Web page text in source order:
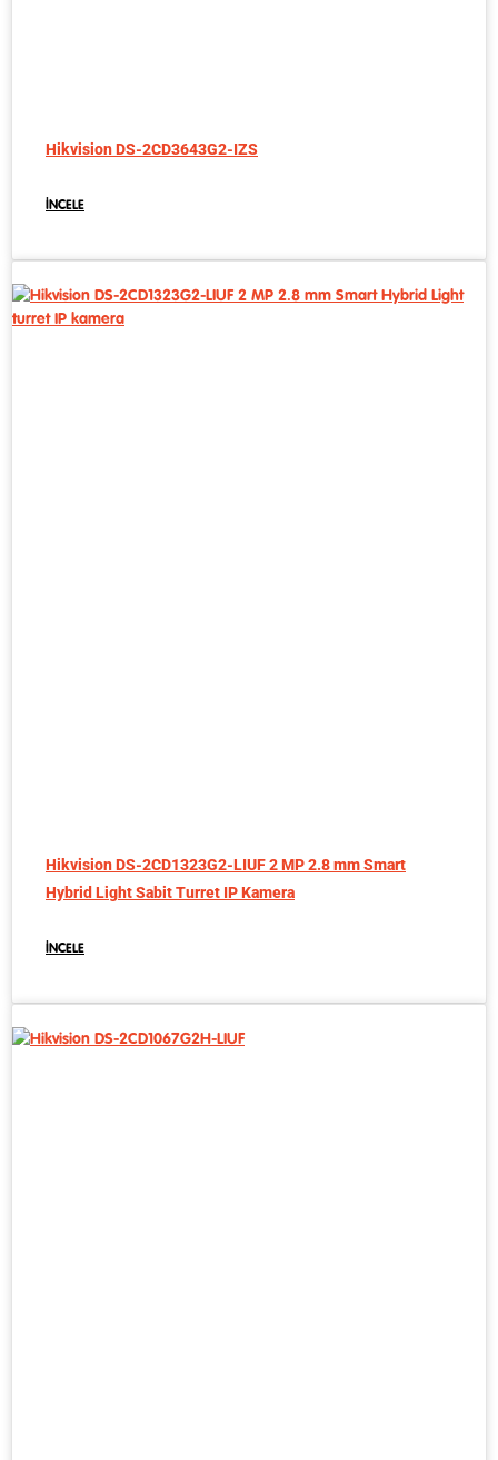
Hikvision DS-2CD3643G2-IZS
İNCELE
Hikvision DS-2CD1323G2-LIUF 2 MP 2.8 mm Smart
Hybrid Light Sabit Turret IP Kamera
İNCELE